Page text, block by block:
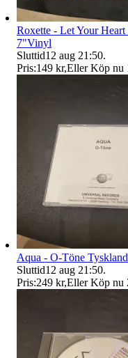
Roxette - Let Your
7"Vinyl
Sluttid12 aug 21:50.
Pris:149 kr,Eller Köp nu
Aqua - O-Töne
Sluttid12 aug 21:50.
Pris:249 kr,Eller Köp nu